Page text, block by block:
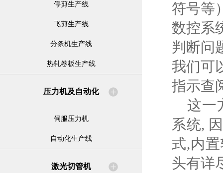
停剪生产线
飞剪生产线
分条机生产线
热轧卷板生产线
压力机及自动化
伺服压力机
自动化生产线
激光切管机
符号等
数控系
判断问
我们可
指示查
这一
系统,
式,内
头有详